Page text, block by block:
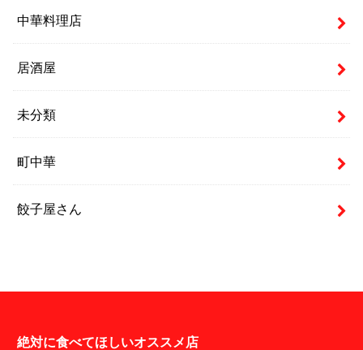
中華料理店
居酒屋
未分類
町中華
餃子屋さん
絶対に食べてほしいオススメ店